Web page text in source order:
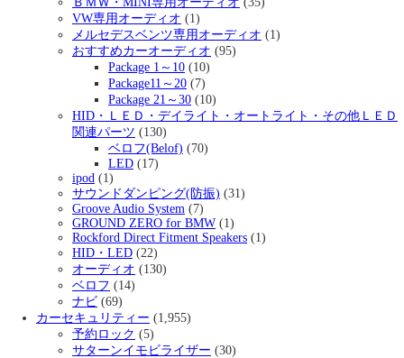
VW専用オーディオ (1)
メルセデスベンツ専用オーディオ (1)
おすすめカーオーディオ (95)
Package 1～10 (10)
Package11～20 (7)
Package 21～30 (10)
HID・ＬＥＤ・デイライト・オートライト・その他ＬＥＤ
関連パーツ (130)
ベロフ(Belof) (70)
LED (17)
ipod (1)
サウンドダンピング(防振) (31)
Groove Audio System (7)
GROUND ZERO for BMW (1)
Rockford Direct Fitment Speakers (1)
HID・LED (22)
オーディオ (130)
ベロフ (14)
ナビ (69)
カーセキュリティー (1,955)
予約ロック (5)
サターンイモビライザー (30)